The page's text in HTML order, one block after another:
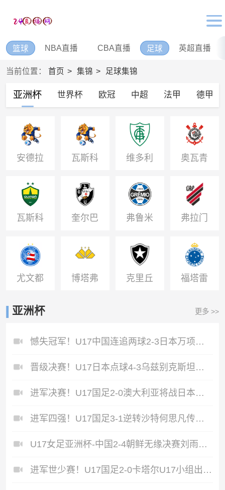
篮球 NBA直播 CBA直播 足球 英超直播
当前位置： 首页 集锦 足球集锦
亚洲杯 世界杯 欧冠 中超 法甲 德甲
安德拉
青年队
瓦斯科
达伽马
AC
维多利
亚青年
队
奥瓦青
年队
瓦斯科
达伽马
青年队
奎尔巴 弗鲁米
嫩塞青
年队
弗拉门
戈青年
队
尤文都
博塔弗 克里丘 福塔雷
亚洲杯 更多 >>
憾失冠军！U17中国连追两球2-3日本万项破门赵松源替补造点+点射
晋级决赛！U17日本点球4-3乌兹别克斯坦将战国少和澳大利亚胜者
进军决赛！U17国足2-0澳大利亚将战日本帅惟浩破门谢晋建功
进军四强！U17国足3-1逆转沙特何思凡传射+一条龙万项赵松源破门
U17女足亚洲杯-中国2-4朝鲜无缘决赛刘雨希双响难救主
进军世少赛！U17国足2-0卡塔尔U17小组出线何思凡破门张伯霖建功